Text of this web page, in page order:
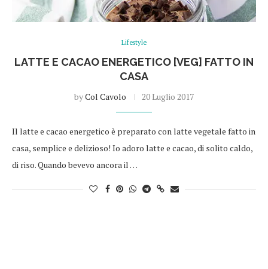
Lifestyle
LATTE E CACAO ENERGETICO [VEG] FATTO IN
CASA
byCol Cavolo 20 Luglio 2017
Il latte e cacao energetico è preparato con latte vegetale fatto in
casa, semplice e delizioso! Io adoro latte e cacao, di solito caldo,
di riso. Quando bevevo ancora il …